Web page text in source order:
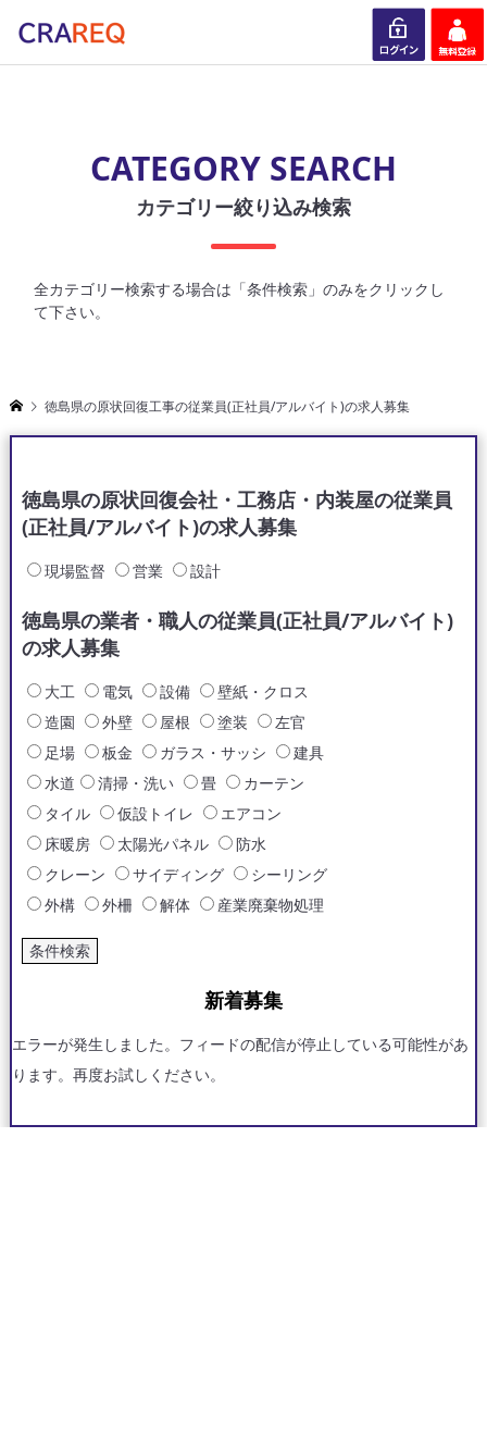
CATEGORY SEARCH
カテゴリー絞り込み検索
全カテゴリー検索する場合は「条件検索」のみをクリックし
て下さい。
徳島県の原状回復工事の従業員(正社員/アルバイト)の求人募集
徳島県の原状回復会社・工務店・内装屋の従業員
(正社員/アルバイト)の求人募集
現場監督 営業 設計
徳島県の業者・職人の従業員(正社員/アルバイト)
の求人募集
大工 電気 設備
壁紙・クロス
造園
外壁 屋根 塗装
左官
足場
板金 ガラス・サッシ
建具
水道
清掃・洗い 畳
カーテン
タイル
仮設トイレ
エアコン
床暖房
太陽光パネル
防水
クレーン
サイディング
シーリング
外構
外柵 解体 産業廃棄物処理
新着募集
エラーが発生しました。フィードの配信が停止している可能性があ
ります。再度お試しください。